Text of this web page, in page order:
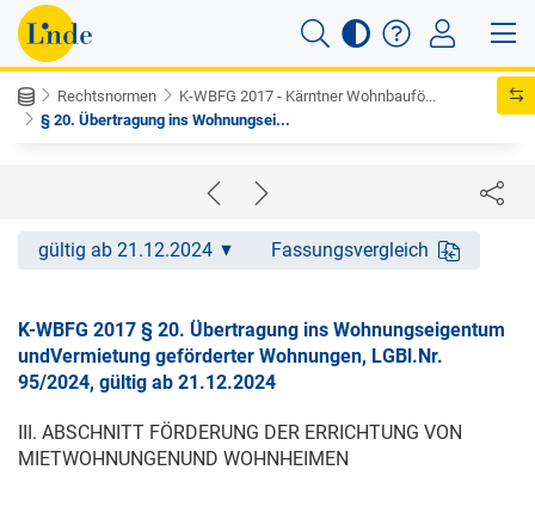
Rechtsnormen
K-WBFG 2017 - Kärntner Wohnbaufö...
§ 20. Übertragung ins Wohnungsei...
gültig ab 21.12.2024 Fassungsvergleich
K-WBFG 2017 § 20. Übertragung ins Wohnungseigentum
undVermietung geförderter Wohnungen, LGBl.Nr.
95/2024, gültig ab 21.12.2024
III. ABSCHNITT FÖRDERUNG DER ERRICHTUNG VON
MIETWOHNUNGENUND WOHNHEIMEN